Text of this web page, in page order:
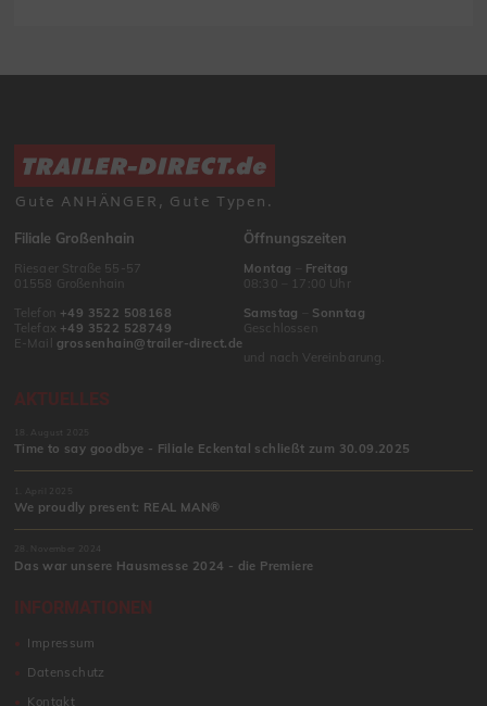
Gute ANHÄNGER, Gute Typen.
Filiale Großenhain
Riesaer Straße 55-57
01558 Großenhain
Telefon +49 3522 508168
Telefax +49 3522 528749
E-Mail grossenhain@trailer-direct.de
Öffnungszeiten
Montag
Freitag
08:30 – 17:00 Uhr
Samstag
Sonntag
Geschlossen
und nach Vereinbarung.
AKTUELLES
18. August 2025
Time to say goodbye - Filiale Eckental schließt zum 30.09.2025
1. April 2025
We proudly present: REAL MAN®
28. November 2024
Das war unsere Hausmesse 2024 - die Premiere
INFORMATIONEN
Impressum
Datenschutz
Kontakt